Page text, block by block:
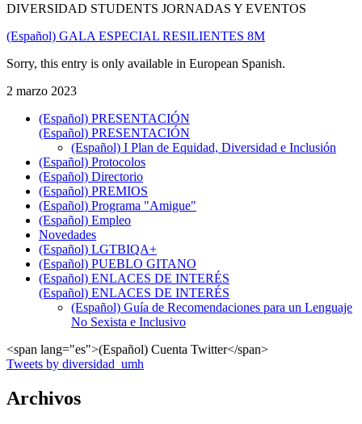
DIVERSIDAD STUDENTS JORNADAS Y EVENTOS
(Español) GALA ESPECIAL RESILIENTES 8M
Sorry, this entry is only available in European Spanish.
2 marzo 2023
(Español) PRESENTACIÓN
(Español) PRESENTACIÓN
(Español) I Plan de Equidad, Diversidad e Inclusión
(Español) Protocolos
(Español) Directorio
(Español) PREMIOS
(Español) Programa "Amigue"
(Español) Empleo
Novedades
(Español) LGTBIQA+
(Español) PUEBLO GITANO
(Español) ENLACES DE INTERÉS
(Español) ENLACES DE INTERÉS
(Español) Guía de Recomendaciones para un Lenguaje
No Sexista e Inclusivo
<span lang="es">(Español) Cuenta Twitter</span>
Tweets by diversidad_umh
Archivos